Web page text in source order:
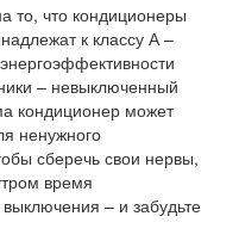
то, что кондиционеры
к классу А –
– невыключенный
кондиционер может
ненужного
сберечь свои нервы,
время
выключения – и забудьте